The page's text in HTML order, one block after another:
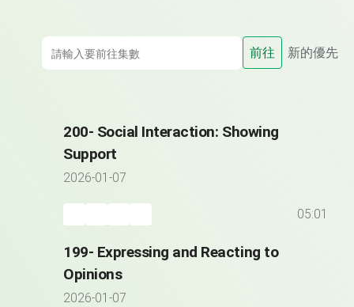
前往 新的優先
200- Social Interaction: Showing
Support
2026-01-07
05:01
199- Expressing and Reacting to
Opinions
2026-01-07